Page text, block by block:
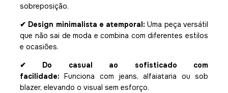
sobreposição.
✔ Design minimalista e atemporal: Uma peça versátil
que não sai de moda e combina com diferentes estilos
e ocasiões.
✔ Do casual ao sofisticado com
facilidade: Funciona com jeans, alfaiataria ou sob
blazer, elevando o visual sem esforço.